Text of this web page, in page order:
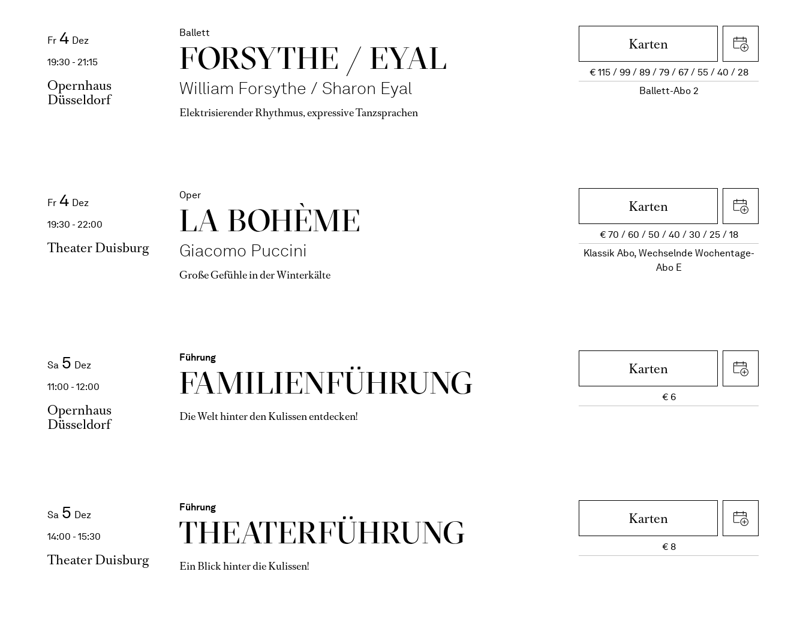
Fr 4 Dez
19:30 - 21:15
Opernhaus
Düsseldorf
Ballett
FORSYTHE / EYAL
William Forsythe / Sharon Eyal
Elektrisierender Rhythmus, expressive Tanzsprachen
Karten
€ 115 99 89 79 67 55 40
28
Ballett-Abo 2
Fr 4 Dez
19:30 - 22:00
Theater Duisburg
Oper
LA BOHÈME
Giacomo Puccini
Große Gefühle in der Winterkälte
Karten
€ 70 60 50 40 30 25
18
Klassik Abo, Wechselnde Wochentage-
Abo E
Sa 5 Dez
11:00 - 12:00
Opernhaus
Düsseldorf
Führung
FAMI­LIEN­FÜH­RUNG
Die Welt hinter den Kulissen entdecken!
Karten
€ 6
Sa 5 Dez
14:00 - 15:30
Theater Duisburg
Führung
THEATER­FÜHR­UNG
Ein Blick hinter die Kulissen!
Karten
€ 8